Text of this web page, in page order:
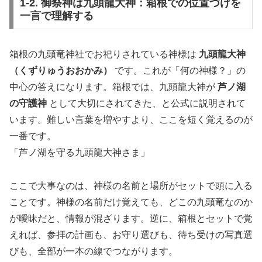
1-2. 御祭神は九頭龍大神：箱根での位置づけを
一言で理解する
箱根の九頭竜神社でお祀りされている神様は 九頭龍大神
（くずりゅうおおかみ）
です。これが「何の神様？」の
中心の答えになります。箱根では、九頭龍大神が 芦ノ湖
の守護神 として大切にされてきた、と公式に説明されて
います。難しい言葉を増やすより、ここを短く覚えるのが
一番です。
「芦ノ湖を守る九頭龍大神さま」
ここで大事なのは、神様の名前と場所がセットで頭に入る
ことです。神様の名前だけ覚えても、どこの九頭竜なのか
が曖昧だと、情報が混ざります。逆に、箱根とセットで覚
えれば、参拝の計画も、お守り選びも、待ち受けの写真選
びも、全部が一本の線でつながります。